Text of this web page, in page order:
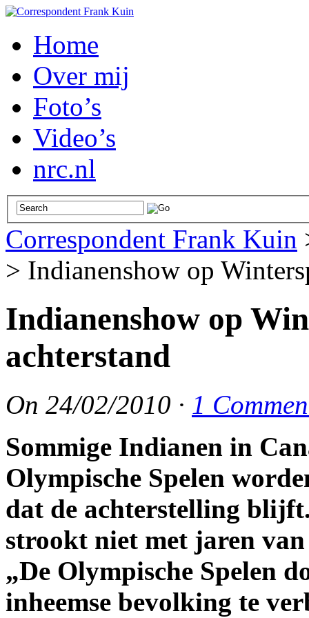
Home
Over mij
Foto’s
Video’s
nrc.nl
Correspondent Frank Kuin
> Indianenshow op
Indianenshow op
achterstand
On 24/02/2010 · 1
Sommige Indianen in
Olympische Spelen
dat de achterstelling
strookt niet met jaren
„De Olympische Spelen
inheemse bevolking te